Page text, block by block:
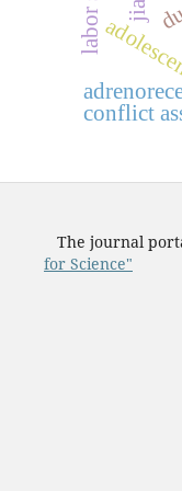
conflict
jia
The journal
for Science"